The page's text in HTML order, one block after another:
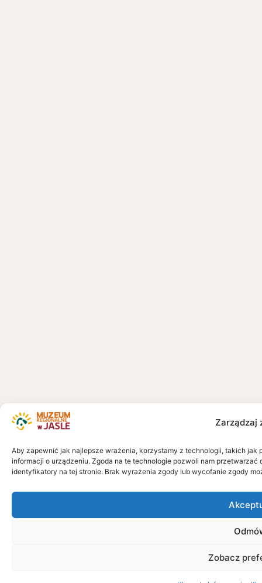
Zarządzaj
Aby zapewnić jak najlepsze wrażenia, korzystamy z technologii, takich
informacji o urządzeniu. Zgoda na te technologie pozwoli nam
identyfikatory na tej stronie. Brak wyrażenia zgody lub wycofanie zgody
Zobacz